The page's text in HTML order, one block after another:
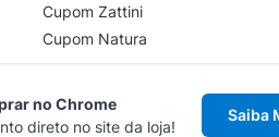
Cupom Zattini
Cupom Natura
no Chrome
direto no site da loja!
Saiba